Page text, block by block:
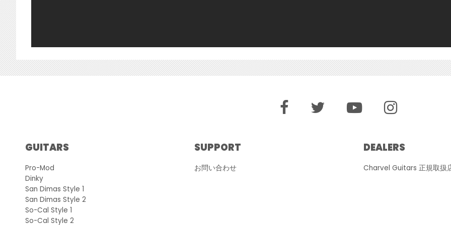
GUITARS
Pro-Mod
Dinky
San Dimas Style 1
San Dimas Style 2
So-Cal Style 1
So-Cal Style 2
SUPPORT
お問い合わせ
DEALERS
Charvel Guitars 正規取扱